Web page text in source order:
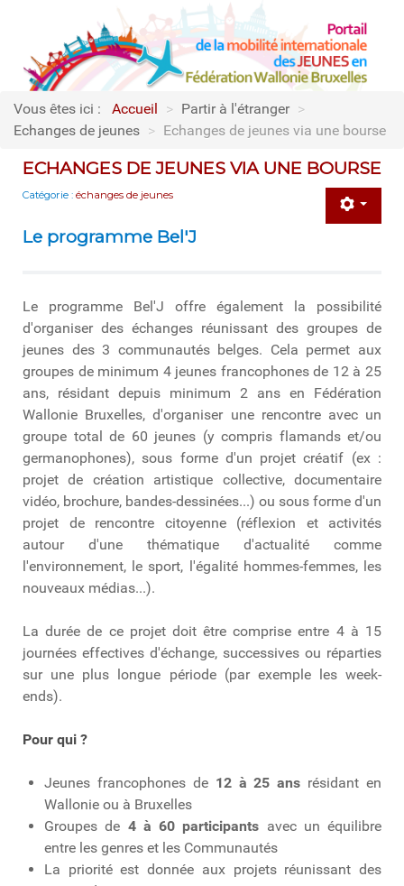
Vous êtes ici : Accueil > Partir à l'étranger >
Echanges de jeunes > Echanges de jeunes via une bourse
ECHANGES DE JEUNES VIA UNE BOURSE
Catégorie : échanges de jeunes
Le programme Bel'J
Le programme Bel'J offre également la possibilité
d'organiser des échanges réunissant des groupes de
jeunes des 3 communautés belges. Cela permet aux
groupes de minimum 4 jeunes francophones de 12 à 25
ans, résidant depuis minimum 2 ans en Fédération
Wallonie Bruxelles, d'organiser une rencontre avec un
groupe total de 60 jeunes (y compris flamands et/ou
germanophones), sous forme d'un projet créatif (ex :
projet de création artistique collective, documentaire
vidéo, brochure, bandes-dessinées...) ou sous forme d'un
projet de rencontre citoyenne (réflexion et activités
autour d'une thématique d'actualité comme
l'environnement, le sport, l'égalité hommes-femmes, les
nouveaux médias...).
La durée de ce projet doit être comprise entre 4 à 15
journées effectives d'échange, successives ou réparties
sur une plus longue période (par exemple les week-
ends).
Pour qui ?
Jeunes francophones de 12 à 25 ans résidant en
Wallonie ou à Bruxelles
Groupes de 4 à 60 participants avec un équilibre
entre les genres et les Communautés
La priorité est donnée aux projets réunissant des